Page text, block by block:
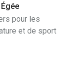
pour les
et de sport